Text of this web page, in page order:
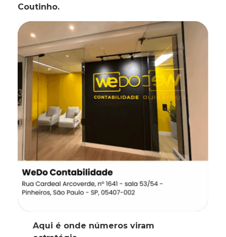
Coutinho.
Aqui é onde números viram